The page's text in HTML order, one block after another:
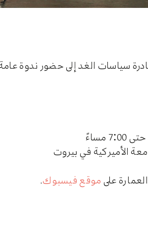
سياسات الغد إلى حضور ندوة
الأميركية في بيروت
علىموقع فيسبوك.